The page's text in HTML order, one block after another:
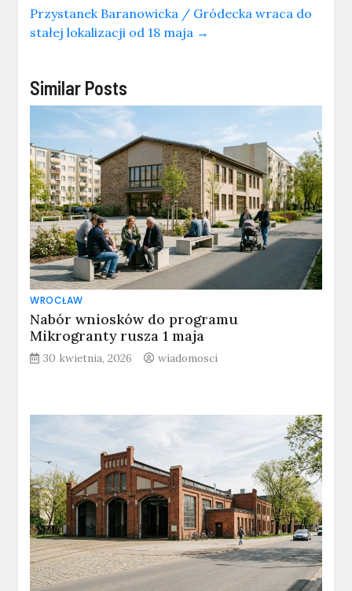
Przystanek Baranowicka / Gródecka wraca do
stałej lokalizacji od 18 maja →
Similar Posts
WROCŁAW
Nabór wniosków do programu
Mikrogranty rusza 1 maja
30 kwietnia, 2026 wiadomosci